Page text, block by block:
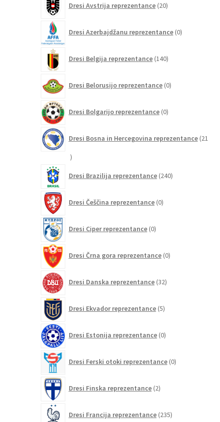
Dresi Avstrija reprezentance 20izdelkov
Dresi Azerbajdžanu reprezentance 0izdelkov
Dresi Belgija reprezentance 140izdelkov
Dresi Belorusijo reprezentance 0izdelkov
Dresi Bolgarijo reprezentance 0izdelkov
Dresi Bosna in Hercegovina reprezentance 21
21
Dresi Brazilija reprezentance 240izdelkov
Dresi Češčina reprezentance 0izdelkov
Dresi Ciper reprezentance 0izdelkov
Dresi Črna gora reprezentance 0izdelkov
Dresi Danska reprezentance 32izdelkov
Dresi Ekvador reprezentance 5izdelkov
Dresi Estonija reprezentance 0izdelkov
Dresi Ferski otoki reprezentance 0izdelkov
Dresi Finska reprezentance 2izdelka
Dresi Francija reprezentance 235izdelkov